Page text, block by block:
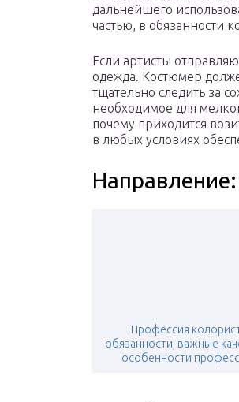
дальнейшего
частью, в обязанности
Если артисты
одежда. Костюмер
тщательно следить за
необходимое для
почему приходится
в любых условиях
Профессия
обязанности, важные
особенности